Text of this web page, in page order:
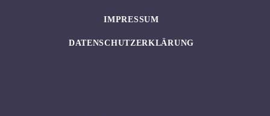
IMPRESSUM
DATENSCHUTZERKLÄRUNG